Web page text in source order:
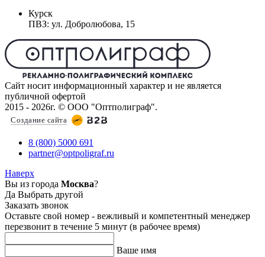
Курск
ПВЗ: ул. Добролюбова, 15
Сайт носит информационный характер и не является
публичной офертой
2015 - 2026г. © ООО "Оптполиграф".
Создание сайта
8 (800) 5000 691
partner@optpoligraf.ru
Наверх
Вы из города Москва?
Да Выбрать другой
Заказать звонок
Оставьте свой номер - вежливый и компетентный менеджер
перезвонит в течение 5 минут (в рабочее время)
Ваше имя